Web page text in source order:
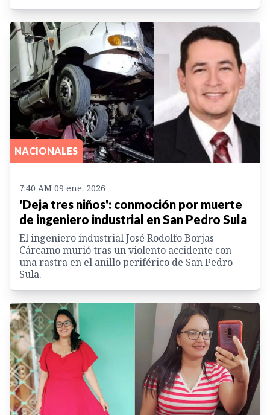
NACIONALES
7:40 AM 09 ene. 2026
'Deja tres niños': conmoción por muerte
de ingeniero industrial en San Pedro Sula
El ingeniero industrial José Rodolfo Borjas
Cárcamo murió tras un violento accidente con
una rastra en el anillo periférico de San Pedro
Sula.